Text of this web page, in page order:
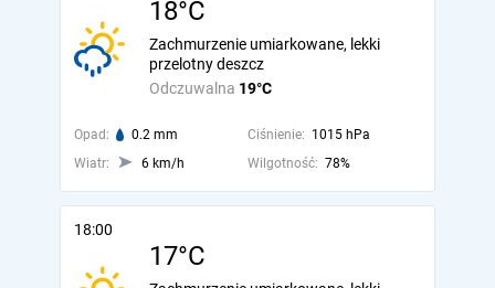
18°C
Odczuwalna 19°C
Zachmurzenie umiarkowane, lekki
przelotny deszcz
Opad: 0.2 mm Ciśnienie: 1015 hPa
Wiatr:
6 km/h Wilgotność: 78%
18:00
17°C